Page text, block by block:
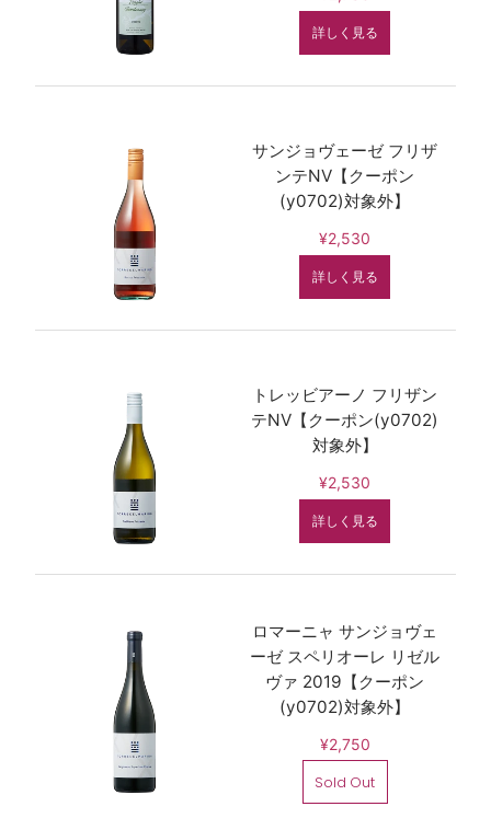
詳しく見る
サンジョヴェーゼ フリザ
ンテNV【クーポン
(y0702)対象外】
¥2,530
詳しく見る
トレッビアーノ フリザン
テNV【クーポン(y0702)
対象外】
¥2,530
詳しく見る
ロマーニャ サンジョヴェ
ーゼ スペリオーレ リゼル
ヴァ 2019【クーポン
(y0702)対象外】
¥2,750
Sold Out